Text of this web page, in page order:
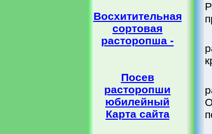
Восхитительная
сортовая
расторопша -
Посев
расторопши
юбилейный
Карта сайта